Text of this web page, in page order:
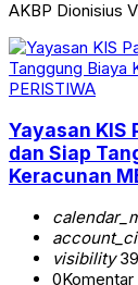
AKBP Dionisius
PERISTIWA
Yayasan KIS
dan Siap
Keracunan
visibility
0Komentar